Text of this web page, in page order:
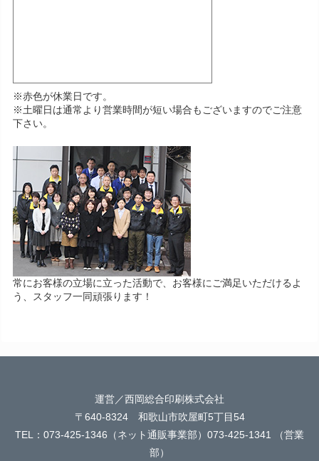
※赤色が休業日です。
※土曜日は通常より営業時間が短い場合もございますのでご注意
下さい。
常にお客様の立場に立った活動で、お客様にご満足いただけるよ
う、スタッフ一同頑張ります！
運営／西岡総合印刷株式会社
〒640-8324 和歌山市吹屋町5丁目54
TEL：073-425-1346（ネット通販事業部）073-425-1341 （営業
部）